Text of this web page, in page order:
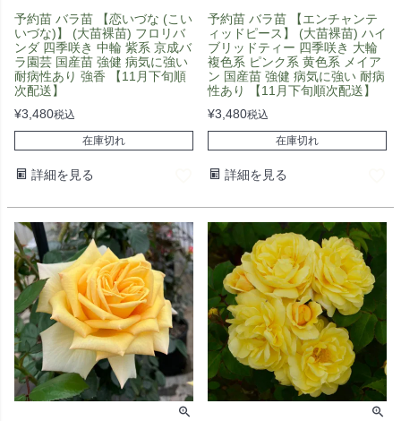
予約苗 バラ苗 【恋いづな (こい
いづな)】 (大苗裸苗) フロリバ
ンダ 四季咲き 中輪 紫系 京成バ
ラ園芸 国産苗 強健 病気に強い
耐病性あり 強香 【11月下旬順
次配送】
¥3,480税込
在庫切れ
詳細を見る
予約苗 バラ苗 【エンチャンテ
ィッドピース】 (大苗裸苗) ハイ
ブリッドティー 四季咲き 大輪
複色系 ピンク系 黄色系 メイア
ン 国産苗 強健 病気に強い 耐病
性あり 【11月下旬順次配送】
¥3,480税込
在庫切れ
詳細を見る